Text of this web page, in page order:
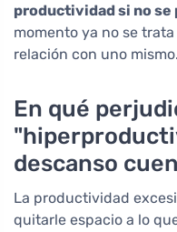
productividad si no
momento ya no se
relación con uno mismo.
En qué
descanso
La productividad
quitarle espacio a lo